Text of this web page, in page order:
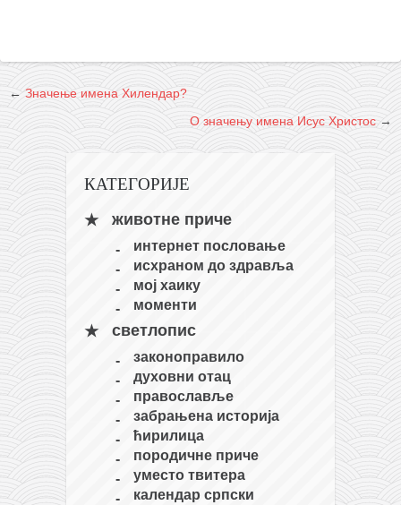
кушанку
пасаи
темашивари
кобудо
нунчаку
бо
тимбеи рочин
тсунами дојо
снимци наступа
галерија клуба
чланарина
← Значење имена Хилендар?
О значењу имена Исус Христос →
КАТЕГОРИЈЕ
животне приче
интернет пословање
исхраном до здравља
мој хаику
моменти
светлопис
законоправило
духовни отац
православље
забрањена историја
ћирилица
породичне приче
уместо твитера
календар српски